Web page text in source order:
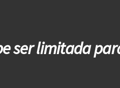
ser limitada